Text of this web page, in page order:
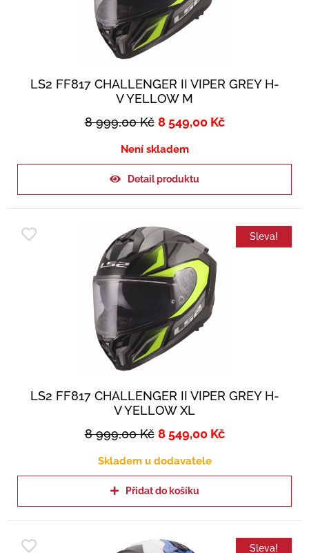
LS2 FF817 CHALLENGER II VIPER GREY H-
V YELLOW M
8 999,00Kč 8 549,00 Kč
Není skladem
Detail produktu
Sleva!
LS2 FF817 CHALLENGER II VIPER GREY H-
V YELLOW XL
8 999,00Kč 8 549,00 Kč
Skladem u dodavatele
Přidat do košíku
Sleva!